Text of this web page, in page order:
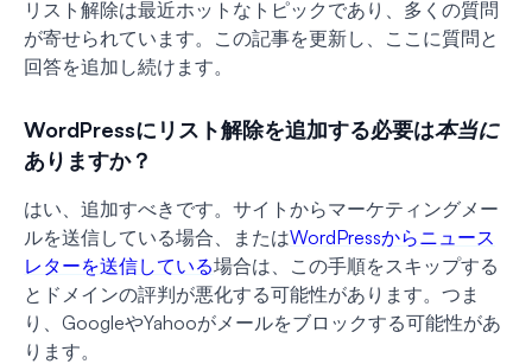
リスト解除は最近ホットなトピックであり、多くの質問
が寄せられています。この記事を更新し、ここに質問と
回答を追加し続けます。
WordPressにリスト解除を追加する必要は本当に
ありますか？
はい、追加すべきです。サイトからマーケティングメー
ルを送信している場合、またはWordPressからニュース
レターを送信している場合は、この手順をスキップする
とドメインの評判が悪化する可能性があります。つま
り、GoogleやYahooがメールをブロックする可能性があ
ります。